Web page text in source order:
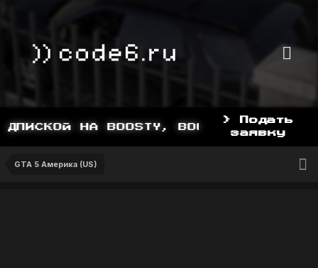
НА BOOSTY, BOOSTY.TO/YDDY
> Подать
заявку
GTA 5 Америка (US)